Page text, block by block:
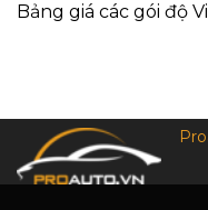
Bảng giá các gói độ